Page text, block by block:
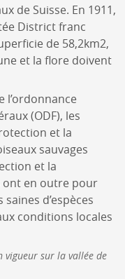
de Suisse. En 1911,
District franc
de 58,2km2,
et la flore doivent
l’ordonnance
(ODF), les
et la
sauvages
et la
ont en outre pour
d’espèces
conditions locales
vigueur sur la vallée de